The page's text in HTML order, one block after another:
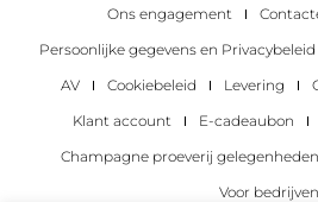
Ons engagement
Persoonlijke gegevens en Privacybeleid
AV
Cookiebeleid Levering
Klant account
E-cadeaubon
Champagne proeverij gelegenheden
Voor bedrijven